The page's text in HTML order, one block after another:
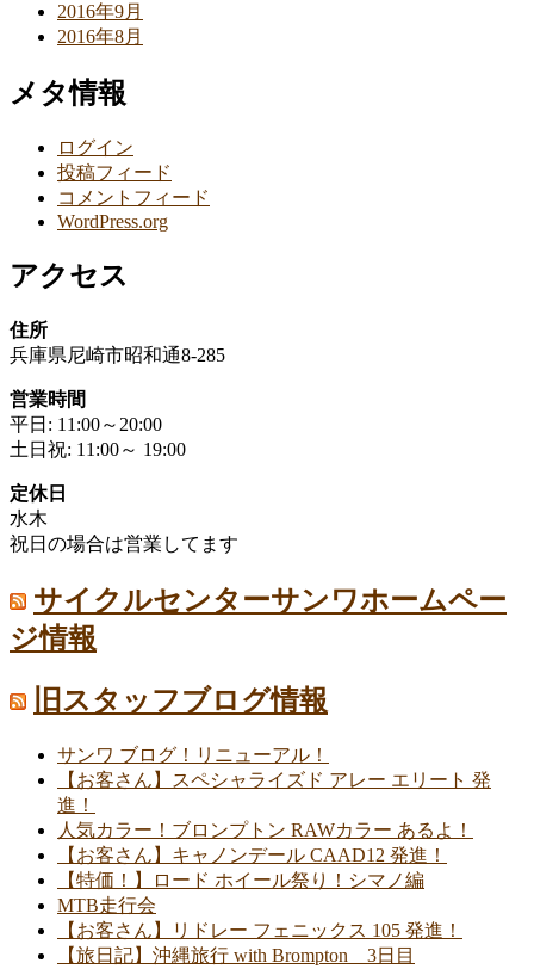
2016年9月
2016年8月
メタ情報
ログイン
投稿フィード
コメントフィード
WordPress.org
アクセス
住所
兵庫県尼崎市昭和通8-285
営業時間
平日: 11:00～20:00
土日祝: 11:00～ 19:00
定休日
水木
祝日の場合は営業してます
サイクルセンターサンワホームペー
ジ情報
旧スタッフブログ情報
サンワ ブログ！リニューアル！
【お客さん】スペシャライズド アレー エリート 発
進！
人気カラー！ブロンプトン RAWカラー あるよ！
【お客さん】キャノンデール CAAD12 発進！
【特価！】ロード ホイール祭り！シマノ編
MTB走行会
【お客さん】リドレー フェニックス 105 発進！
【旅日記】沖縄旅行 with Brompton 3日目